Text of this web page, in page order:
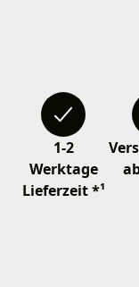
1-2
Werktage
Lieferzeit *¹